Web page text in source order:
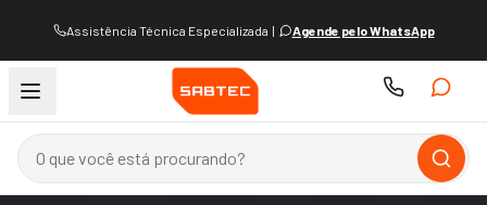
Assistência Técnica Especializada | Agende pelo WhatsApp